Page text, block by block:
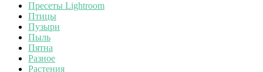
Пресеты Lightroom
Птицы
Пузыри
Пыль
Пятна
Разное
Растения